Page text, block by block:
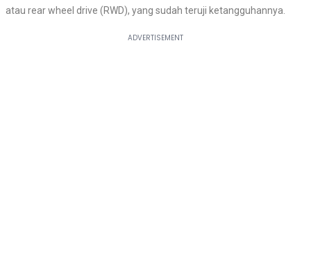
atau rear wheel drive (RWD), yang sudah teruji ketangguhannya.